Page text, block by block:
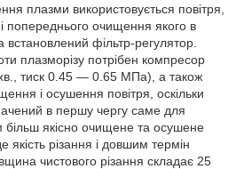
плазми використовується повітря,
попереднього очищення якого в
встановлений фільтр-регулятор.
плазморізу потрібен компресор
тиск 0.45 — 0.65 МПа), а також
і осушення повітря, оскільки
в першу чергу саме для
більш якісно очищене та осушене
різання і довшим термін
чистового різання складає 25